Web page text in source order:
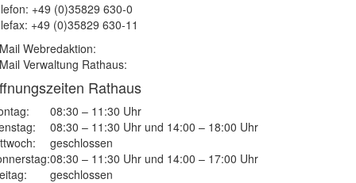
+49 (0)35829 630-0
+49 (0)35829 630-11
Webredaktion:
Verwaltung Rathaus:
Rathaus
08:30 – 11:30 Uhr
08:30 – 11:30 Uhr und 14:00 – 18:00 Uhr
geschlossen
08:30 – 11:30 Uhr und 14:00 – 17:00 Uhr
geschlossen